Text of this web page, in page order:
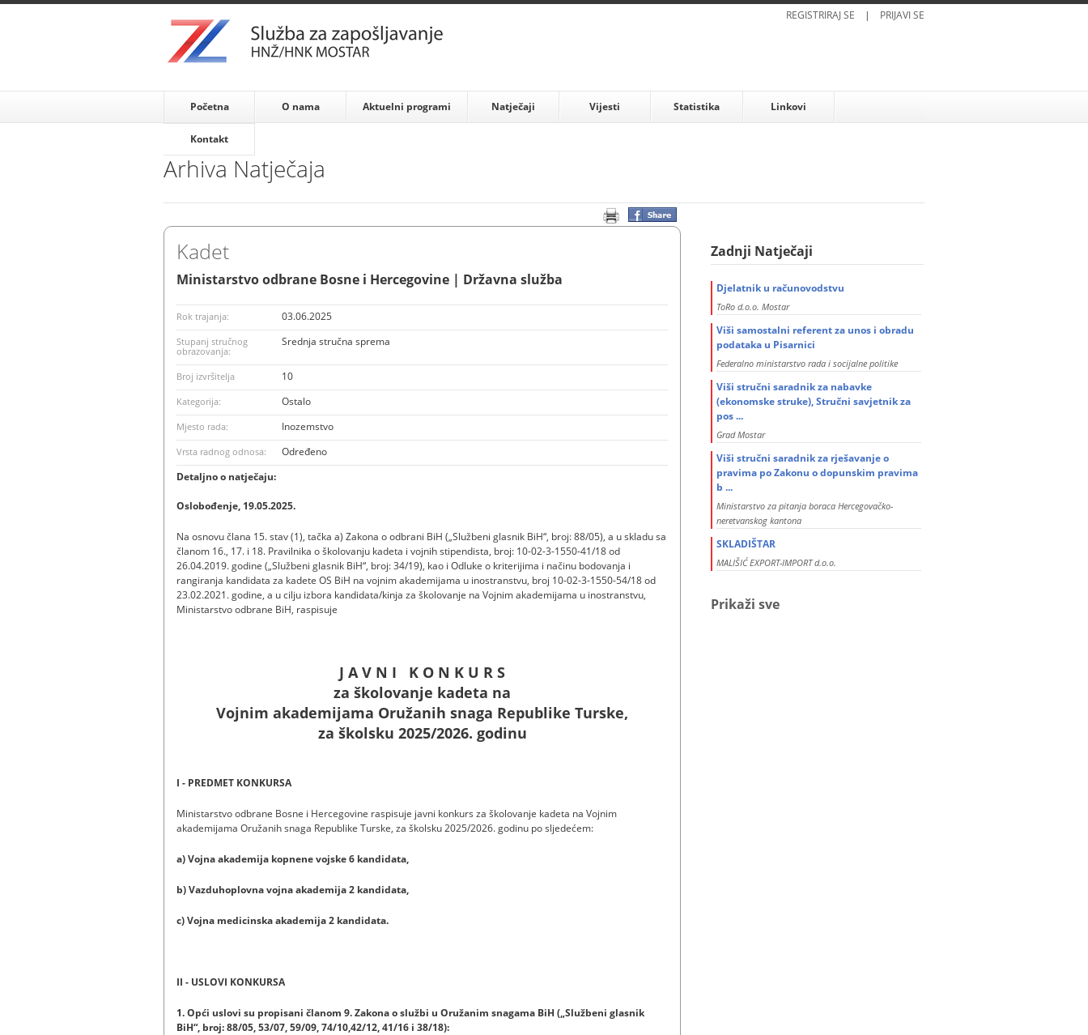
REGISTRIRAJ SE | PRIJAVI SE
Početna O nama Aktuelni programi Natječaji Vijesti Statistika Linkovi
Kontakt
Arhiva Natječaja
Kadet
Ministarstvo odbrane Bosne i Hercegovine | Državna služba
Rok trajanja: 03.06.2025
Stupanj stručnog
obrazovanja:
Srednja stručna sprema
Broj izvršitelja 10
Kategorija: Ostalo
Mjesto rada: Inozemstvo
Vrsta radnog odnosa:
Određeno
Detaljno o natječaju:
Oslobođenje, 19.05.2025.
Na osnovu člana 15. stav (1), tačka a) Zakona o odbrani BiH („Službeni glasnik BiH“, broj: 88/05), a u skladu sa
članom 16., 17. i 18. Pravilnika o školovanju kadeta i vojnih stipendista, broj: 10-02-3-1550-41/18 od
26.04.2019. godine („Službeni glasnik BiH“, broj: 34/19), kao i Odluke o kriterijima i načinu bodovanja i
rangiranja kandidata za kadete OS BiH na vojnim akademijama u inostranstvu, broj 10-02-3-1550-54/18 od
23.02.2021. godine, a u cilјu izbora kandidata/kinja za školovanje na Vojnim akademijama u inostranstvu,
Ministarstvo odbrane BiH, raspisuje
J A V N I K O N K U R S
za školovanje kadeta na
Vojnim akademijama Oružanih snaga Republike Turske,
za školsku 2025/2026. godinu
I - PREDMET KONKURSA
Ministarstvo odbrane Bosne i Hercegovine raspisuje javni konkurs za školovanje kadeta na Vojnim
akademijama Oružanih snaga Republike Turske, za školsku 2025/2026. godinu po sljedećem:
a) Vojna akademija kopnene vojske 6 kandidata,
b) Vazduhoplovna vojna akademija 2 kandidata,
c) Vojna medicinska akademija 2 kandidata.
II - USLOVI KONKURSA
1. Opći uslovi su propisani članom 9. Zakona o službi u Oružanim snagama BiH („Službeni glasnik
BiH“, broj: 88/05, 53/07, 59/09, 74/10,42/12, 41/16 i 38/18):
Zadnji Natječaji
Djelatnik u računovodstvu
ToRo d.o.o. Mostar
Viši samostalni referent za unos i obradu
podataka u Pisarnici
Federalno ministarstvo rada i socijalne politike
Viši stručni saradnik za nabavke
(ekonomske struke), Stručni savjetnik za
pos ...
Grad Mostar
Viši stručni saradnik za rješavanje o
pravima po Zakonu o dopunskim pravima
b ...
Ministarstvo za pitanja boraca Hercegovačko-
neretvanskog kantona
SKLADIŠTAR
MALIŠIĆ EXPORT-IMPORT d.o.o.
Prikaži sve